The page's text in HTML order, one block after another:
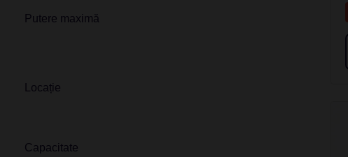
Putere maximă
Locație
Capacitate